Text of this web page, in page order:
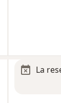
La